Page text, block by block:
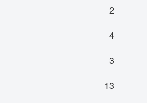
2
4
3
13